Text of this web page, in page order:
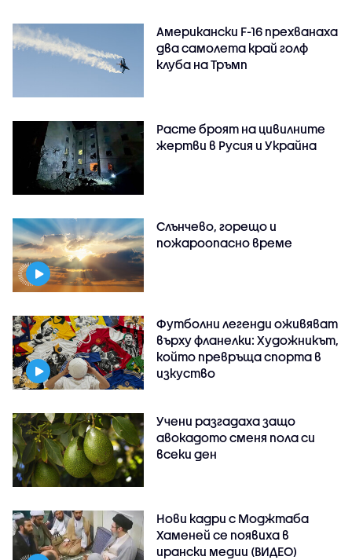
Американски F-16 прехванаха
два самолета край голф
клуба на Тръмп
Расте броят на цивилните
жертви в Русия и Украйна
Слънчево, горещо и
пожароопасно време
Футболни легенди оживяват
върху фланелки: Художникът,
който превръща спорта в
изкуство
Учени разгадаха защо
авокадото сменя пола си
всеки ден
Нови кадри с Моджтаба
Хаменей се появиха в
ирански медии (ВИДЕО)